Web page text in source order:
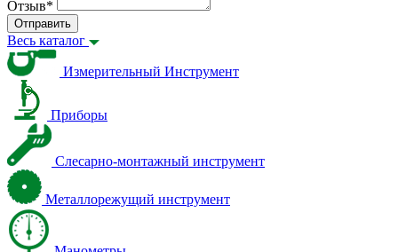
Отзыв*
Отправить
Весь каталог
Измерительный Инструмент
Приборы
Слесарно-монтажный инструмент
Металлорежущий инструмент